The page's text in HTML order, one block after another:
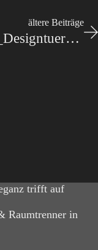
Stahl-Meister_Lofttuer_Stahl_Loft_Tuer_Doppeltuer_Designtuer_Windfang_Wohnzimmer-slim-line_IMG_2451
ältere Beiträge
trifft auf
Raumtrenner in